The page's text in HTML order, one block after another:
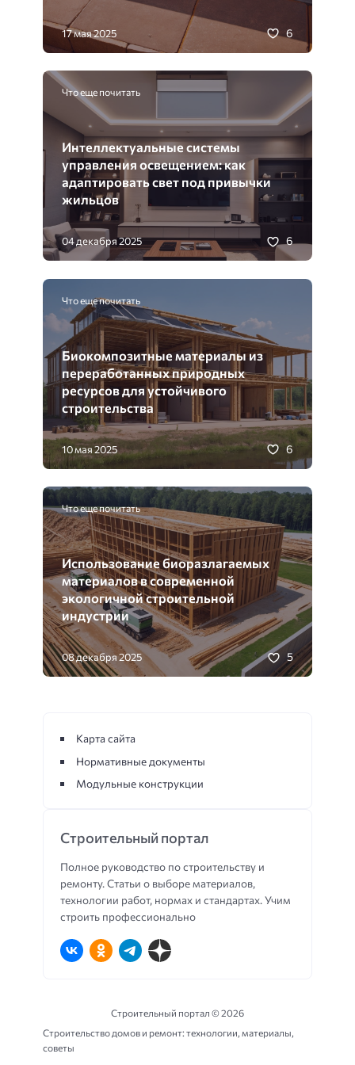
17 мая 2025 6
Что еще почитать
Интеллектуальные системы
управления освещением: как
адаптировать свет под привычки
жильцов
04 декабря 2025 6
Что еще почитать
Биокомпозитные материалы из
переработанных природных
ресурсов для устойчивого
строительства
10 мая 2025 6
Что еще почитать
Использование биоразлагаемых
материалов в современной
экологичной строительной
индустрии
08 декабря 2025 5
Строительный портал
Полное руководство по строительству и
ремонту. Статьи о выборе материалов,
технологии работ, нормах и стандартах. Учим
строить профессионально
Карта сайта
Нормативные документы
Модульные конструкции
Строительный портал ©2026
Строительство домов и ремонт: технологии, материалы,
советы